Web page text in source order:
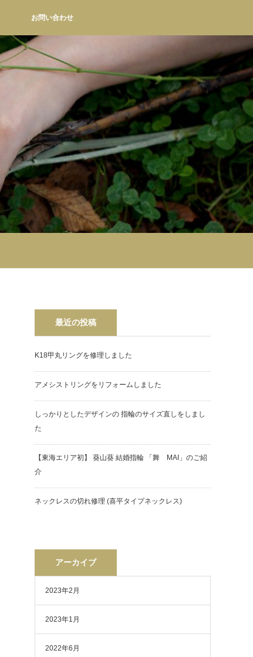
お問い合わせ
最近の投稿
K18甲丸リングを修理しました
アメシストリングをリフォームしました
しっかりとしたデザインの 指輪のサイズ直しをしまし
た
【東海エリア初】 葵山葵 結婚指輪 「舞 MAI」のご紹
介
ネックレスの切れ修理 (喜平タイプネックレス)
アーカイブ
2023年2月
2023年1月
2022年6月